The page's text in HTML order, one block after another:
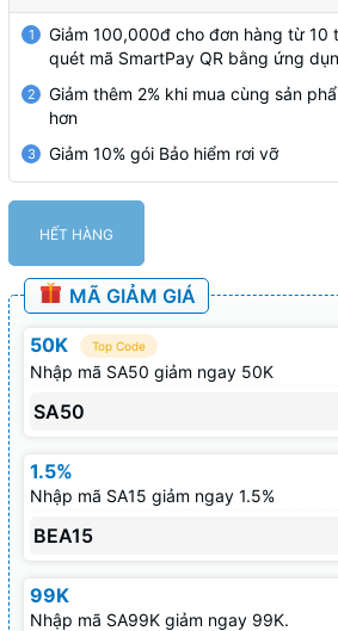
1
Giảm 100,000đ cho đơn hàng từ 10
quét mã SmartPay QR bằng ứng
2
Giảm thêm 2% khi mua cùng sản
hơn
3 Giảm 10% gói Bảo hiểm rơi vỡ
HẾT HÀNG
MÃ GIẢM GIÁ
50K Top Code
Nhập mã SA50 giảm ngay 50K
SA50
1.5%
Nhập mã SA15 giảm ngay 1.5%
BEA15
99K
Nhập mã SA99K giảm ngay 99K.